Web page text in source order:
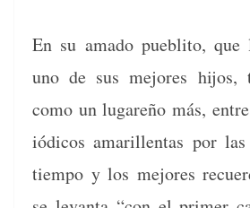
En su ama­do puebli­to,
uno de sus mejores hijos,
como un lugareño más,
iódi­cos amar­il­len­tas por las
tiem­po y los mejores